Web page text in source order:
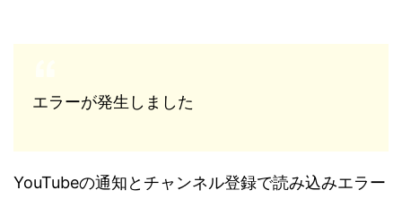
エラーが発生しました
YouTubeの通知とチャンネル登録で読み込みエラー